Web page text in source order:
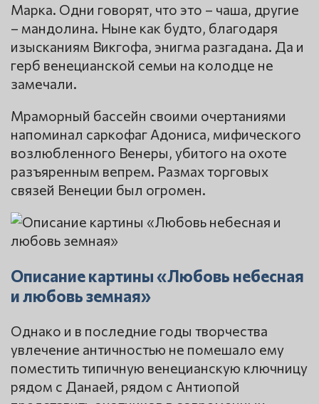
Марка. Одни говорят, что это – чаша, другие
– мандолина. Ныне как будто, благодаря
изысканиям Викгофа, энигма разгадана. Да и
герб венецианской семьи на колодце не
замечали.
Мраморный бассейн своими очертаниями
напоминал саркофаг Адониса, мифического
возлюбленного Венеры, убитого на охоте
разъяренным вепрем. Размах торговых
связей Венеции был огромен.
Описание картины «Любовь небесная
и любовь земная»
Однако и в последние годы творчества
увлечение античностью не помешало ему
поместить типичную венецианскую ключницу
рядом с Данаей, рядом с Антиопой